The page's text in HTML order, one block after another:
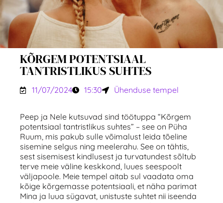
KÕRGEM POTENTSIAAL
TANTRISTLIKUS SUHTES
11/07/2024 15:30 Ühenduse tempel
Peep ja Nele kutsuvad sind töötuppa “Kõrgem
potentsiaal tantristlikus suhtes” – see on Püha
Ruum, mis pakub sulle võimalust leida tõeline
sisemine selgus ning meelerahu. See on tähtis,
sest sisemisest kindlusest ja turvatundest sõltub
terve meie väline keskkond, luues seespoolt
väljapoole. Meie tempel aitab sul vaadata oma
kõige kõrgemasse potentsiaali, et näha parimat
Mina ja luua sügavat, unistuste suhtet nii iseenda